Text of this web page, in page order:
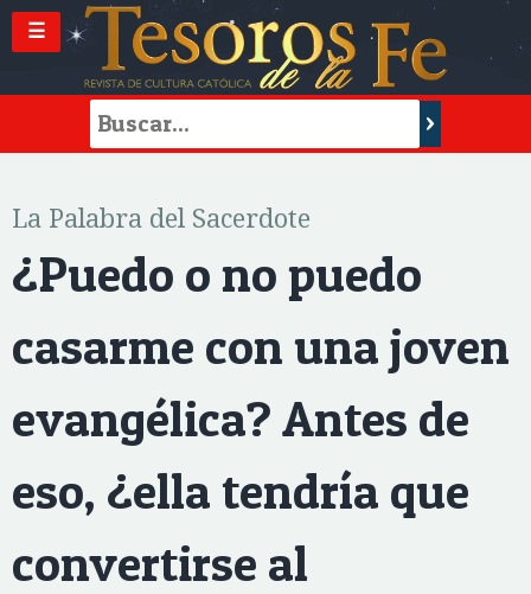
☰
La Palabra del Sacerdote
¿Puedo o no puedo
casarme con una joven
evangélica? Antes de
eso, ¿ella tendría que
convertirse al